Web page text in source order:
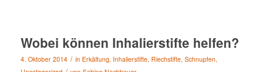
Wobei können Inhalierstifte helfen?
4. Oktober 2014 / in Erkältung, Inhalierstifte, Riechstifte, Schnupfen,